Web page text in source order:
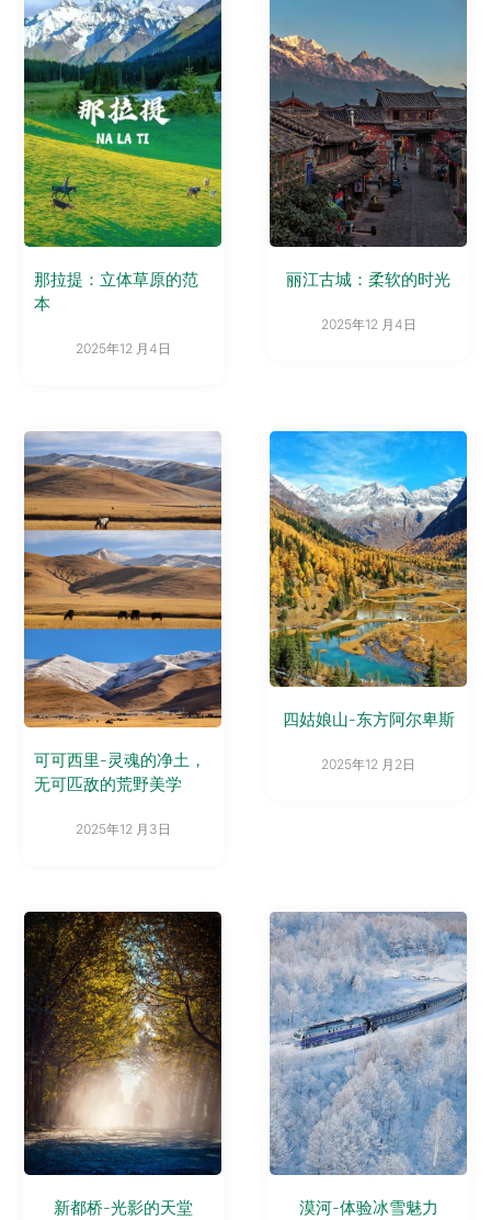
那拉提：立体草原的范
本
2025年12 月4日
丽江古城：柔软的时光
2025年12 月4日
可可西里-灵魂的净土，
无可匹敌的荒野美学
2025年12 月3日
四姑娘山-东方阿尔卑斯
2025年12 月2日
新都桥-光影的天堂 漠河-体验冰雪魅力